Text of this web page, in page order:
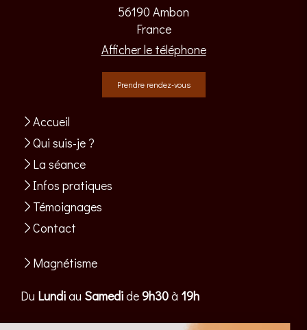
56190 Ambon
France
Afficher le téléphone
Prendre rendez-vous
Accueil
Qui suis-je ?
La séance
Infos pratiques
Témoignages
Contact
Magnétisme
Du Lundiau Samedide9h30à 19h